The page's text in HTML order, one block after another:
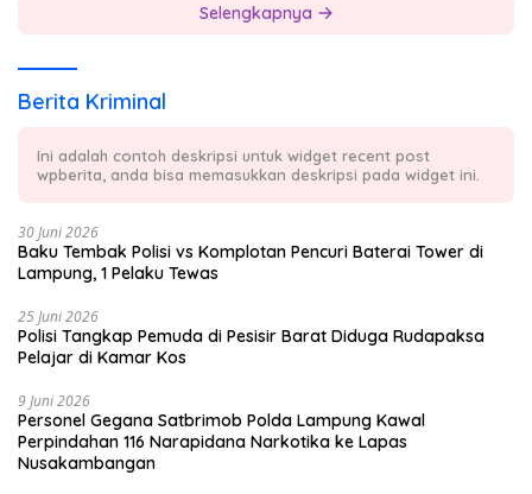
Selengkapnya
Berita Kriminal
Ini adalah contoh deskripsi untuk widget recent post
wpberita, anda bisa memasukkan deskripsi pada widget ini.
30 Juni 2026
Baku Tembak Polisi vs Komplotan Pencuri Baterai Tower di
Lampung, 1 Pelaku Tewas
25 Juni 2026
Polisi Tangkap Pemuda di Pesisir Barat Diduga Rudapaksa
Pelajar di Kamar Kos
9 Juni 2026
Personel Gegana Satbrimob Polda Lampung Kawal
Perpindahan 116 Narapidana Narkotika ke Lapas
Nusakambangan